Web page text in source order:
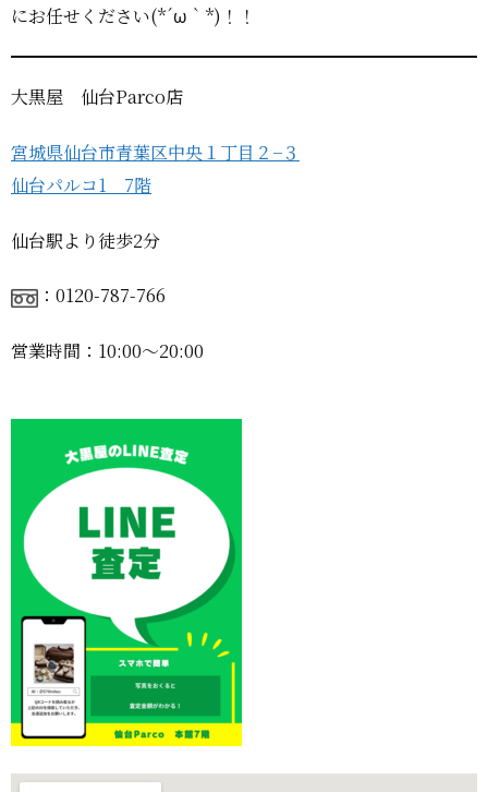
にお任せください(*´ω｀*)！！
大黒屋 仙台Parco店
宮城県仙台市青葉区中央１丁目２−３
仙台パルコ1 7階
仙台駅より徒歩2分
：0120-787-766
営業時間：10:00〜20:00